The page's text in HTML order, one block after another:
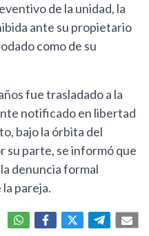
de la unidad, la
ante su propietario
como de su
fue trasladado a la
notificado en libertad
bajo la órbita del
su parte, se informó que
denuncia formal
pareja.